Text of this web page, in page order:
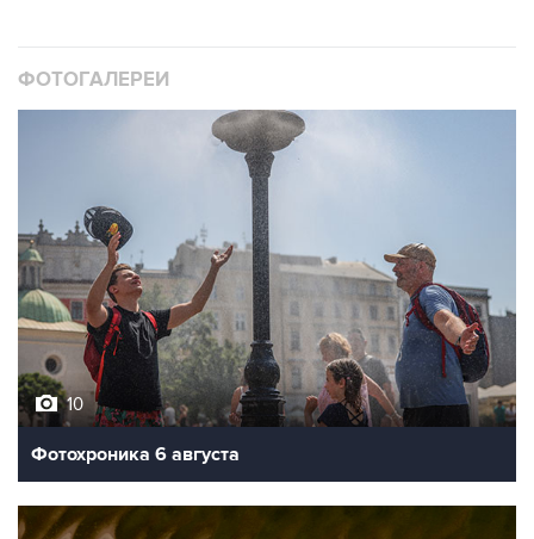
ФОТОГАЛЕРЕИ
10
Фотохроника 6 августа